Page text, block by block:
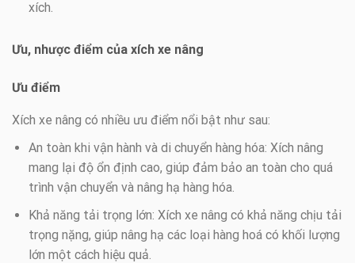
xích.
Ưu, nhược điểm của xích xe nâng
Ưu điểm
Xích xe nâng có nhiều ưu điểm nổi bật như sau:
An toàn khi vận hành và di chuyển hàng hóa: Xích nâng
mang lại độ ổn định cao, giúp đảm bảo an toàn cho quá
trình vận chuyển và nâng hạ hàng hóa.
Khả năng tải trọng lớn: Xích xe nâng có khả năng chịu tải
trọng nặng, giúp nâng hạ các loại hàng hoá có khối lượng
lớn một cách hiệu quả.